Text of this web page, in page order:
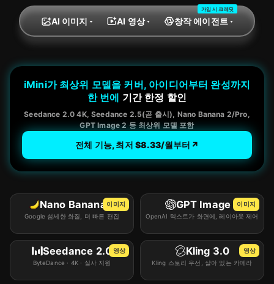
AI 이미지 AI 영상 창작 에이전트
가입 시 크레딧
Nano Banana 2 Lite
Nano Banana Pro
Seedream 5.0 Pro
Midjourney V7
Z Image Turbo
Wan 2.7
Nano Banana
Seedream 4.5
Seedream 4.0
Qwen Image Plus
Qwen Image Edit
AI 영상
Seedance 2.0
iMini가 최상위 모델을 커버, 아이디어부터 완성까지
한 번에 기간 한정 할인
Seedance 2.0 4K, Seedance 2.5(곧 출시), Nano Banana 2/Pro,
GPT Image 2 등 최상위 모델 포함
전체 기능, 최저 $8.33/월부터 ↗
이미지
Nano Banana 2
Google 섬세한 화질, 더 빠른 편집
이미지
GPT Image 2
OpenAI 텍스트가 화면에, 레이아웃 제어
영상
Seedance 2.0
ByteDance · 4K · 실사 지원
영상
Kling 3.0
Kling 스토리 우선, 살아 있는 카메라